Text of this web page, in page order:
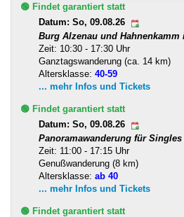
🟢 Findet garantiert statt
Datum: So, 09.08.26
Burg Alzenau und Hahnenkamm
Zeit: 10:30 - 17:30 Uhr
Ganztagswanderung (ca. 14 km)
Altersklasse: 40-59
... mehr Infos und Tickets
🟢 Findet garantiert statt
Datum: So, 09.08.26
Panoramawanderung für Singles
Zeit: 11:00 - 17:15 Uhr
Genußwanderung (8 km)
Altersklasse: ab 40
... mehr Infos und Tickets
🟢 Findet garantiert statt